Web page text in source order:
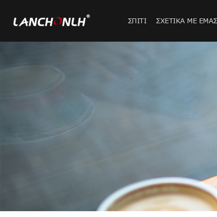
ΣΠΊΤΙ ΣΧΕΤΙΚΆ ΜΕ ΕΜΆΣ